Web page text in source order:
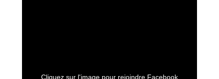
Cliquez sur l'image pour rejoindre Facebook